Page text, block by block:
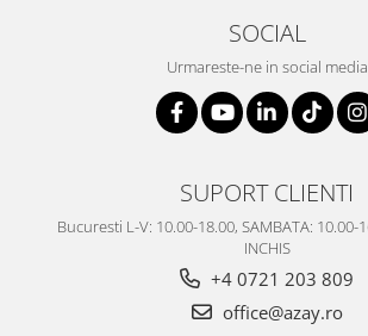
SOCIAL
Urmareste-ne in social media
SUPORT CLIENTI
Bucuresti L-V: 10.00-18.00, SAMBATA: 10.00-
INCHIS
+4 0721 203 809
office@azay.ro